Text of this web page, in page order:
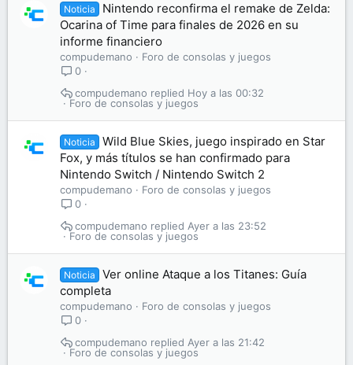
Noticia
Nintendo reconfirma el remake de Zelda:
Ocarina of Time para finales de 2026 en su
informe financiero
compudemano
Foro de consolas y juegos
0
Foro de consolas y juegos
Hoy a las 00:32
compudemano
Noticia
Wild Blue Skies, juego inspirado en Star
Fox, y más títulos se han confirmado para
Nintendo Switch / Nintendo Switch 2
compudemano
Foro de consolas y juegos
0
Foro de consolas y juegos
Ayer a las 23:52
compudemano
Noticia
Ver online Ataque a los Titanes: Guía
completa
compudemano
Foro de consolas y juegos
0
Foro de consolas y juegos
Ayer a las 21:42
compudemano